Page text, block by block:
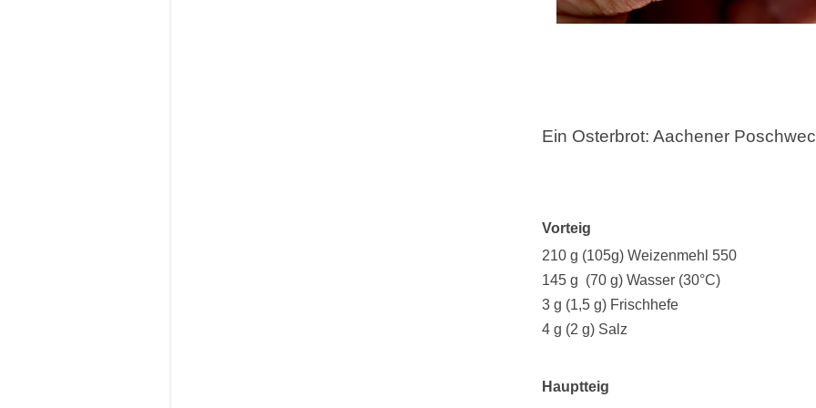
Ein Osterbrot: Aachener
Vorteig
210 g (105g) Weizenmehl 550
145 g (70 g) Wasser (30°C)
3 g (1,5 g) Frischhefe
4 g (2 g) Salz
Hauptteig